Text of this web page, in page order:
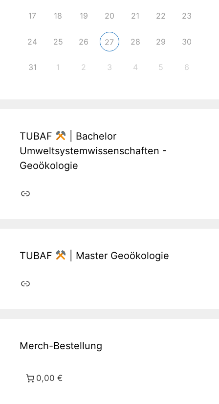
17 18 19 20 21 22 23
24 25 26 27 28 29 30
31 1 2 3 4 5 6
TUBAF
| Bachelor
Umweltsystemwissenschaften -
Geoökologie
Link
TUBAF | Master Geoökologie
Link
Merch-Bestellung
0,00 €